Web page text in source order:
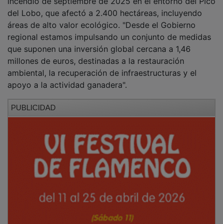
del Lobo, que afectó a 2.400 hectáreas, incluyendo
áreas de alto valor ecológico. "Desde el Gobierno
regional estamos impulsando un conjunto de medidas
que suponen una inversión global cercana a 1,46
millones de euros, destinadas a la restauración
ambiental, la recuperación de infraestructuras y el
apoyo a la actividad ganadera".